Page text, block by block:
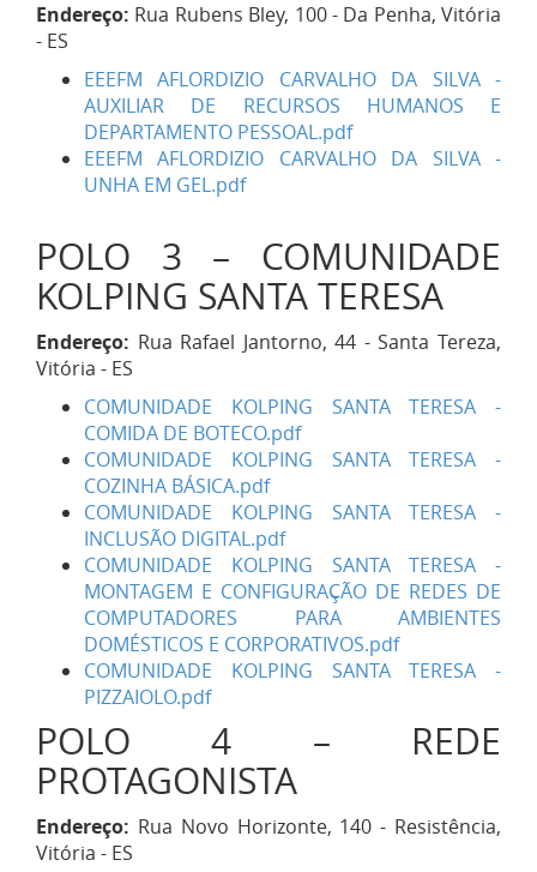
Endereço: Rua Rubens Bley, 100 - Da Penha, Vitória
- ES
EEEFM AFLORDIZIO CARVALHO DA SILVA -
AUXILIAR DE RECURSOS HUMANOS E
DEPARTAMENTO PESSOAL.pdf
EEEFM AFLORDIZIO CARVALHO DA SILVA -
UNHA EM GEL.pdf
POLO 3 – COMUNIDADE
KOLPING SANTA TERESA
Endereço: Rua Rafael Jantorno, 44 - Santa Tereza,
Vitória - ES
COMUNIDADE KOLPING SANTA TERESA -
COMIDA DE BOTECO.pdf
COMUNIDADE KOLPING SANTA TERESA -
COZINHA BÁSICA.pdf
COMUNIDADE KOLPING SANTA TERESA -
INCLUSÃO DIGITAL.pdf
COMUNIDADE KOLPING SANTA TERESA -
MONTAGEM E CONFIGURAÇÃO DE REDES DE
COMPUTADORES PARA AMBIENTES
DOMÉSTICOS E CORPORATIVOS.pdf
COMUNIDADE KOLPING SANTA TERESA -
PIZZAIOLO.pdf
POLO 4 – REDE
PROTAGONISTA
Endereço: Rua Novo Horizonte, 140 - Resistência,
Vitória - ES